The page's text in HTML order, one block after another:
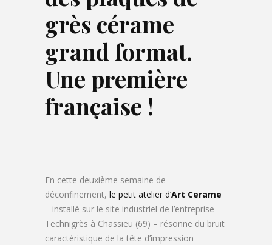
grès cérame
grand format.
Une première
française !
En cette deuxième semaine de
déconfinement, le petit atelier d’Art Cerame
– installé sur le site industriel de l’entreprise
Technigrès à Chassieu (69) – résonne du bruit
caractéristique de la tête d’impression